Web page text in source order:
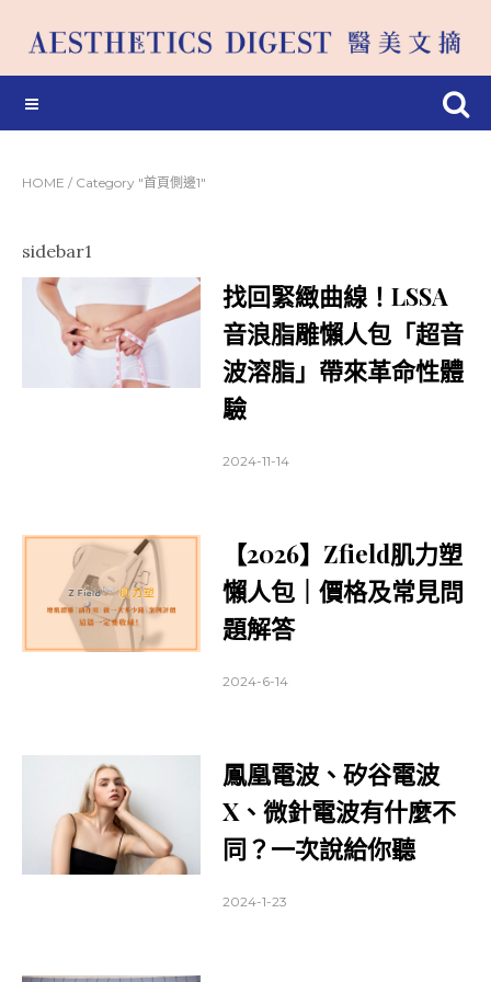
HOME / Category "首頁側邊1"
sidebar1
找回緊緻曲線！LSSA
音浪脂雕懶人包「超音
波溶脂」帶來革命性體
驗
2024-11-14
【2026】Zfield肌力塑
懶人包｜價格及常見問
題解答
2024-6-14
鳳凰電波、矽谷電波
X、微針電波有什麼不
同？一次說給你聽
2024-1-23